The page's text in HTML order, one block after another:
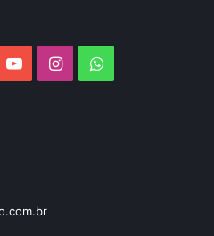
YouTubeInstagramWhatsApp